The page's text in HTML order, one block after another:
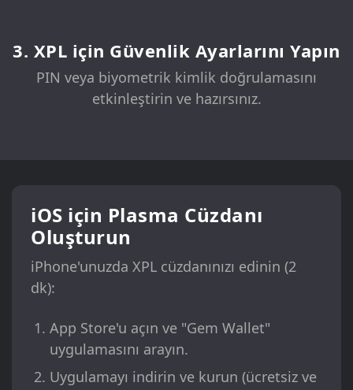
3. XPL için Güvenlik Ayarlarını Yapın
PIN veya biyometrik kimlik doğrulamasını
etkinleştirin ve hazırsınız.
iOS için Plasma Cüzdanı
Oluşturun
iPhone'unuzda XPL cüzdanınızı edinin (2
dk):
App Store'u açın ve "Gem Wallet"
uygulamasını arayın.
Uygulamayı indirin ve kurun (ücretsiz ve